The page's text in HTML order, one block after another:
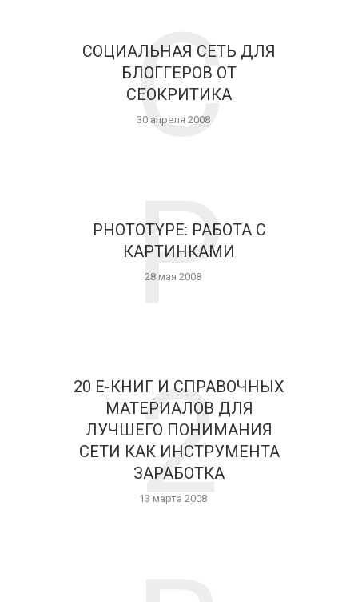
СОЦИАЛЬНАЯ СЕТЬ ДЛЯ
БЛОГГЕРОВ ОТ
СЕОКРИТИКА
30 апреля 2008
С
PHOTOTYPE: РАБОТА С
КАРТИНКАМИ
28 мая 2008
P
20 Е-КНИГ И СПРАВОЧНЫХ
МАТЕРИАЛОВ ДЛЯ
ЛУЧШЕГО ПОНИМАНИЯ
СЕТИ КАК ИНСТРУМЕНТА
ЗАРАБОТКА
13 марта 2008
2